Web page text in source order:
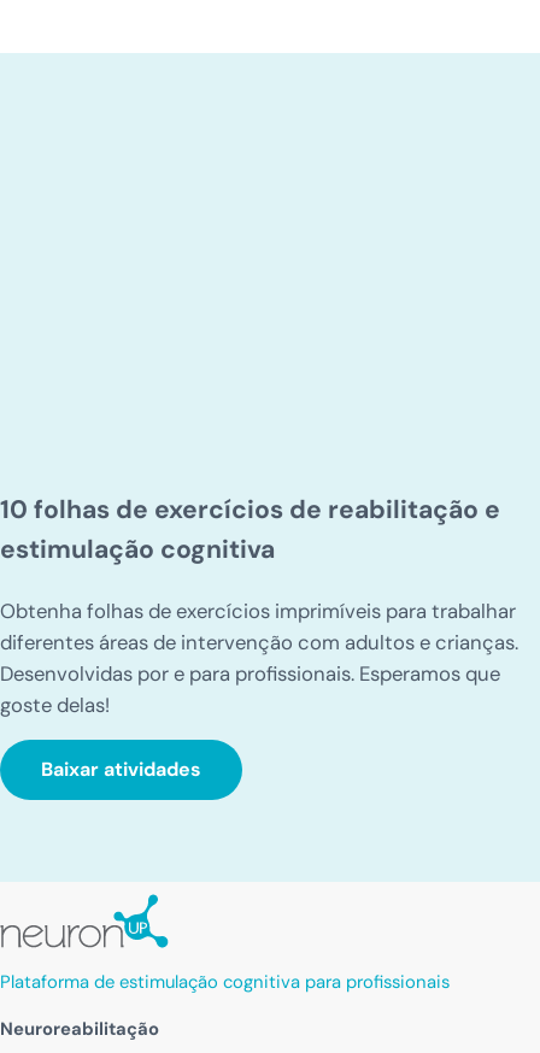
10 folhas de exercícios de reabilitação e
estimulação cognitiva
Obtenha folhas de exercícios imprimíveis para trabalhar
diferentes áreas de intervenção com adultos e crianças.
Desenvolvidas por e para profissionais. Esperamos que
goste delas!
Baixar atividades
Plataforma de estimulação cognitiva para profissionais
Neuroreabilitação